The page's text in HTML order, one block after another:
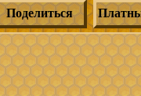
Поделиться